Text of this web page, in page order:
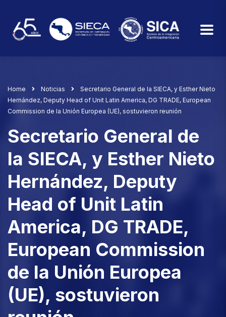
Home Noticias
Secretario General de la SIECA, y Esther Nieto
Hernández, Deputy Head of Unit Latin America, DG TRADE, European
Commission de la Unión Europea (UE), sostuvieron reunión
Secretario General de
la SIECA, y Esther Nieto
Hernández, Deputy
Head of Unit Latin
America, DG TRADE,
European Commission
de la Unión Europea
(UE), sostuvieron